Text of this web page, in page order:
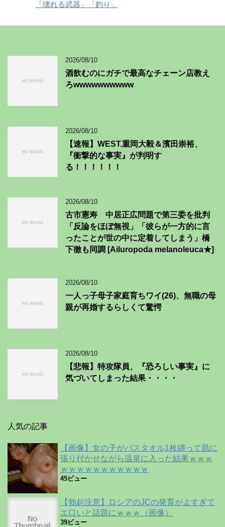
「壊れる武器」「釣り」
2026/08/10
酒飲むのにガチで最高なチェーン店教え
ろwwwwwwwwww
2026/08/10
【速報】WEST.重岡大毅＆濱田崇裕、
『衝撃的な事実』が判明す
る！！！！！！
2026/08/10
古市憲寿 中居正広問題で第三委を批判
「反論をほぼ無視」「彼らが一方的に言
ったことが世の中に定着してしまう」橋
下徹も同調 [Ailuropoda melanoleuca★]
2026/08/10
一人っ子母子家庭育ちワイ(26)、無職の母
親が再婚するらしくて驚愕
2026/08/10
【悲報】特攻隊員、『恐ろしい事実』に
気づいてしまった結果・・・・
人気の記事
【画像】女の子がバスタオル1枚纏って肌に
張り付かせながら温泉に入った結果ｗｗｗ
ｗｗｗｗｗｗｗｗｗｗｗ
45ビュー
【勃起注意】ロシアのJCの発育がよすぎて
エ口いと話題にｗｗｗ（画像）
39ビュー